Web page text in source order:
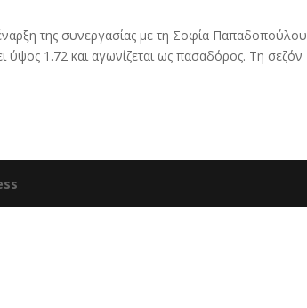
της συνεργασίας με τη Σοφία Παπαδοπούλου
ύψος 1.72 και αγωνίζεται ως πασαδόρος. Τη σεζόν